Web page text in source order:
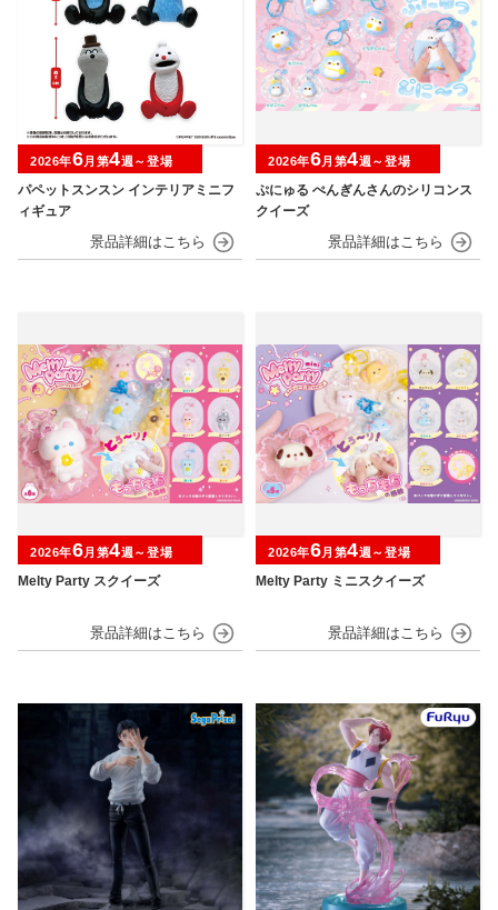
パペットスンスン インテリアミニフ
ィギュア
2026年6月第4週～登場
ぷにゅる ぺんぎんさんのシリコンス
クイーズ
2026年6月第4週～登場
Melty Party スクイーズ
2026年6月第4週～登場
Melty Party ミニスクイーズ
2026年6月第4週～登場